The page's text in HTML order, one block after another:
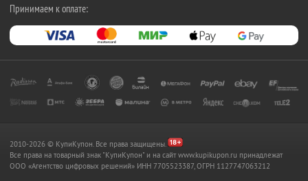
Принимаем к оплате:
2010-2026 © КупиКупон. Все права защищены.
Все права на товарный знак "КупиКупон" и на сайт www.kupikupon.ru принадлежат
OOO «Агентство цифровых решений» ИНН 7705523387, ОГРН 1127747063212